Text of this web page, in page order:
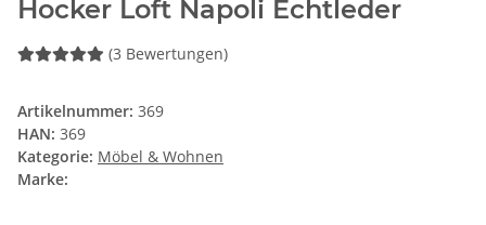
Hocker Loft Napoli Echtleder
(3 Bewertungen)
Artikelnummer: 369
HAN: 369
Kategorie: Möbel & Wohnen
Marke: